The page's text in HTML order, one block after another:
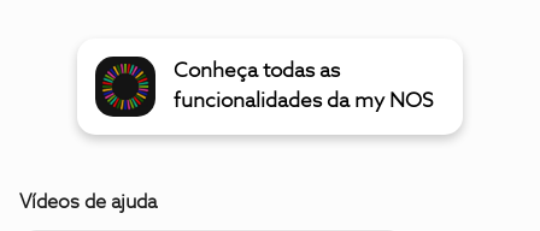
Conheça todas as
funcionalidades da my NOS
Vídeos de ajuda